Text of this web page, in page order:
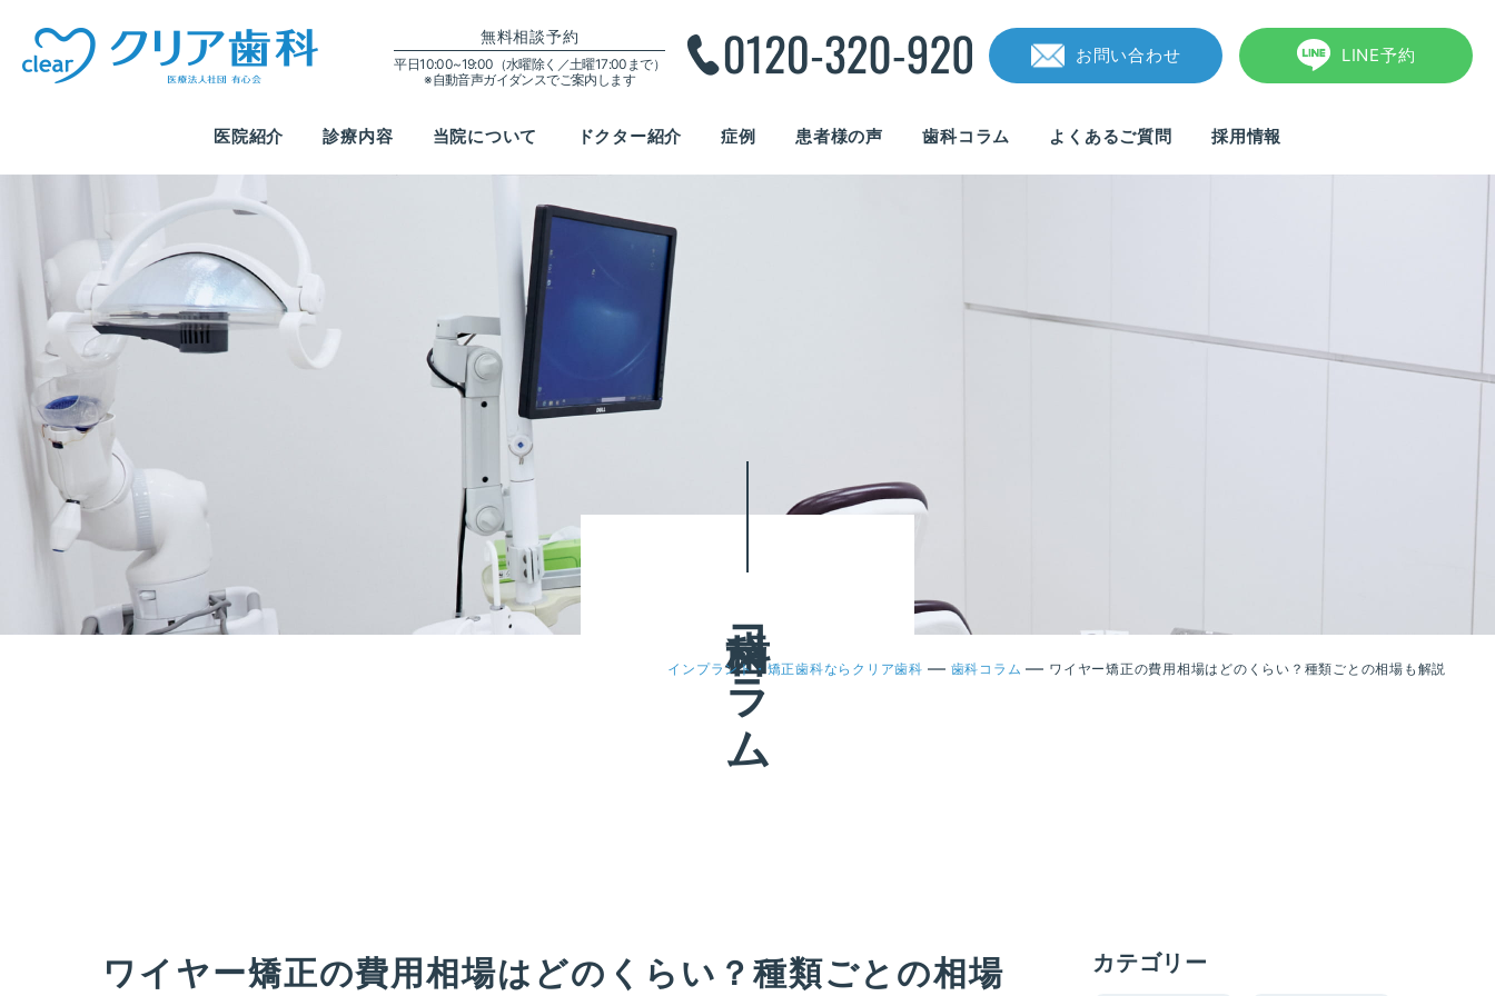
無料相談予約
平日10:00~19:00（水曜除く／土曜17:00まで）
※自動音声ガイダンスでご案内します
お問い合わせ LINE予約
医院紹介 診療内容 当院について ドクター紹介 症例 患者様の声 歯科コラム よくあるご質問 採用情報
歯科コラム
インプラント・矯正歯科ならクリア歯科 — 歯科コラム — ワイヤー矯正の費用相場はどのくらい？種類ごとの相場も解説
ワイヤー矯正の費用相場はどのくらい？種類ごとの相場 カテゴリー